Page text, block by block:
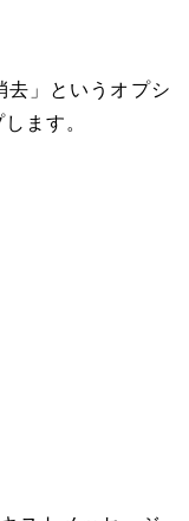
去」というオプシ
ます。